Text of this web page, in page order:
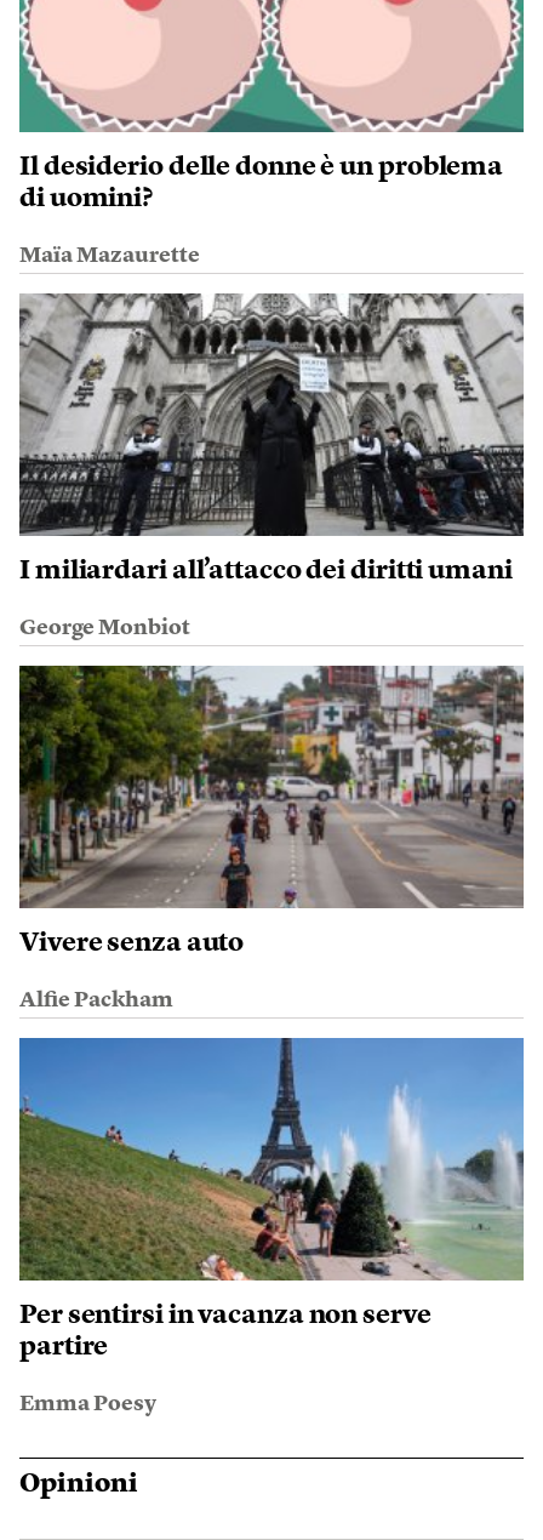
Il desiderio delle donne è un problema
di uomini?
Maïa Mazaurette
I miliardari all’attacco dei diritti umani
George Monbiot
Vivere senza auto
Alfie Packham
Per sentirsi in vacanza non serve
partire
Emma Poesy
Opinioni